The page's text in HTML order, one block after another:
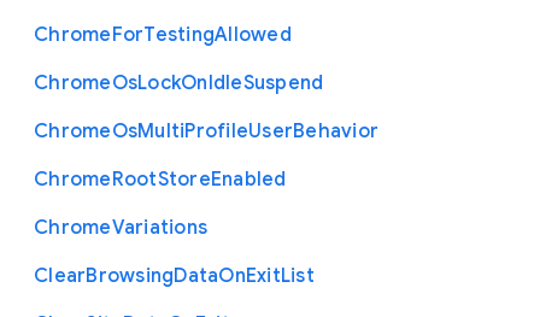
ChromeForTestingAllowed
ChromeOsLockOnIdleSuspend
ChromeOsMultiProfileUserBehavior
ChromeRootStoreEnabled
ChromeVariations
ClearBrowsingDataOnExitList